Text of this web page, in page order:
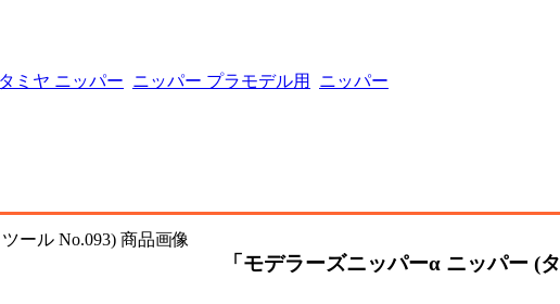
タミヤ ニッパー ニッパー プラモデル用 ニッパー
「モデラーズニッパーα ニッパー (タ